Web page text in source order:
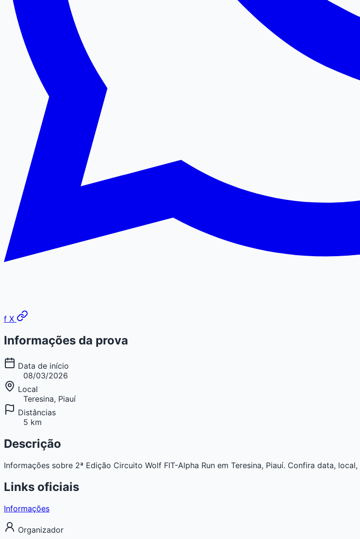
f X
Informações da prova
Data de início
08/03/2026
Local
Teresina, Piauí
Distâncias
5 km
Descrição
Informações sobre 2ª Edição Circuito Wolf FIT-Alpha Run em Teresina, Piauí. Confira data,
Links oficiais
Informações
Organizador